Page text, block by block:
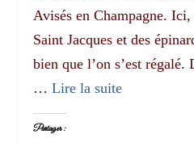
Avisés en Champagne.
Saint Jacques et des
bien que l’on s’est
… Lire la suite­­
Partager :